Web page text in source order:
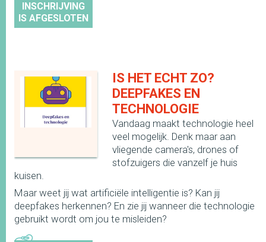
INSCHRIJVING
IS AFGESLOTEN
IS HET ECHT ZO?
DEEPFAKES EN
TECHNOLOGIE
Vandaag maakt technologie heel
veel mogelijk. Denk maar aan
vliegende camera's, drones of
stofzuigers die vanzelf je huis
kuisen.
Maar weet jij wat artificiële intelligentie is? Kan jij
deepfakes herkennen? En zie jij wanneer die technologie
gebruikt wordt om jou te misleiden?